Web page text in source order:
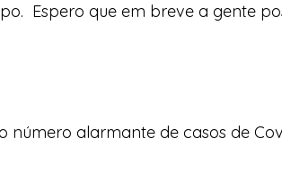
Espero que em breve a gente
número alarmante de casos de